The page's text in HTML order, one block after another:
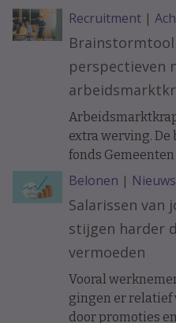
Recruitment|
perspectieven
extra werving.
fonds
samen met
specialisten en
verschillende
moet leiden tot
organiseren van
Belonen | Nieuws
Salarissen van
stijgen harder
vermoeden
Vooral
gingen er relatief
door promoties